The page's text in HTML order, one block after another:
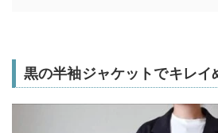
黒の半袖ジャケットでキレイ